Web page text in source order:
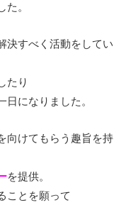
。
決すべく活動をしてい
たり
日になりました。
向けてもらう趣旨を持
を提供。
ことを願って